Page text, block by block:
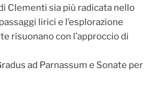
Clementi sia più radicata nello
lirici e l’esplorazione
risuonano con l’approccio di
ad Parnassum e Sonate per